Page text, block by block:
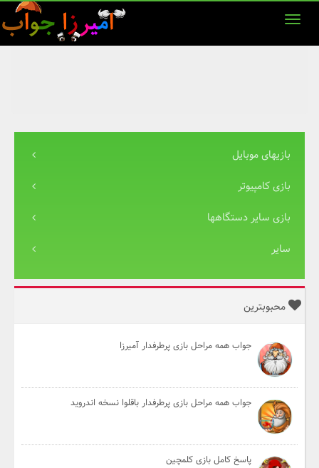
بازیهای موبایل
بازی کامپیوتر
بازی سایر دستگاهها
سایر
محبوبترین
جواب همه مراحل بازی پرطرفدار آمیرزا
جواب همه مراحل بازی پرطرفدار باقلوا نسخه اندروید
پاسخ کامل بازی کلمچین